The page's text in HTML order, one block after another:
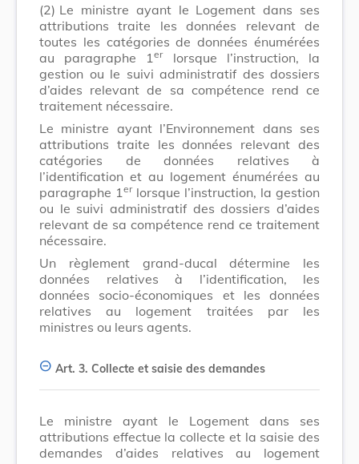
(2) Le ministre ayant le Logement dans ses
attributions traite les données relevant de
toutes les catégories de données énumérées
au paragraphe 1erlorsque l’instruction, la
gestion ou le suivi administratif des dossiers
d’aides relevant de sa compétence rend ce
traitement nécessaire.
Le ministre ayant l’Environnement dans ses
attributions traite les données relevant des
catégories de données relatives à
l’identification et au logement énumérées au
paragraphe 1 erlorsque l’instruction, la gestion
ou le suivi administratif des dossiers d’aides
relevant de sa compétence rend ce traitement
nécessaire.
Un règlement grand-ducal détermine les
données relatives à l’identification, les
données socio-économiques et les données
relatives au logement traitées par les
ministres ou leurs agents.
Art. 3. Collecte et saisie des demandes
Le ministre ayant le Logement dans ses
attributions effectue la collecte et la saisie des
demandes d’aides relatives au logement